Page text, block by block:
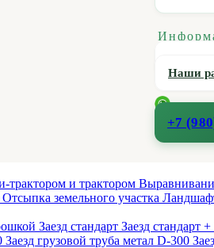
Наши
+7
и трактором
Отсыпка земельного участка
Заезд стандарт Заезд стандарт
Заезд грузовой труба метал D-300